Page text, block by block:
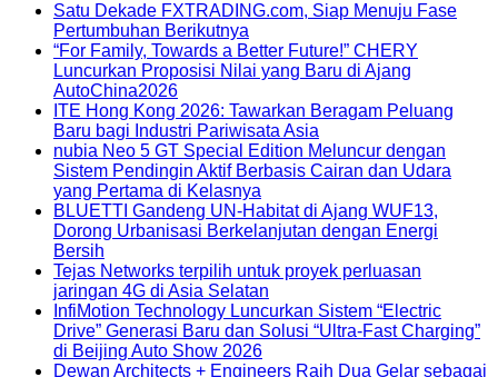
Satu Dekade FXTRADING.com, Siap Menuju Fase
Pertumbuhan Berikutnya
“For Family, Towards a Better Future!” CHERY
Luncurkan Proposisi Nilai yang Baru di Ajang
AutoChina2026
ITE Hong Kong 2026: Tawarkan Beragam Peluang
Baru bagi Industri Pariwisata Asia
nubia Neo 5 GT Special Edition Meluncur dengan
Sistem Pendingin Aktif Berbasis Cairan dan Udara
yang Pertama di Kelasnya
BLUETTI Gandeng UN-Habitat di Ajang WUF13,
Dorong Urbanisasi Berkelanjutan dengan Energi
Bersih
Tejas Networks terpilih untuk proyek perluasan
jaringan 4G di Asia Selatan
InfiMotion Technology Luncurkan Sistem “Electric
Drive” Generasi Baru dan Solusi “Ultra-Fast Charging”
di Beijing Auto Show 2026
Dewan Architects + Engineers Raih Dua Gelar sebagai